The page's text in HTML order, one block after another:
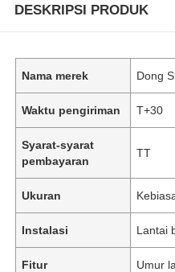
DESKRIPSI PRODUK
Nama merek Dong
Waktu pengiriman T+30
Syarat-syarat
pembayaran
TT
Ukuran
Instalasi Lantai
Fitur Umur